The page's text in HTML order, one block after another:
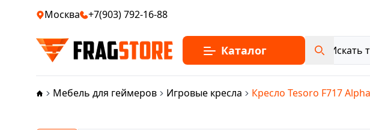
Москва +7(903) 792-16-88
Каталог
Мебель для геймеров Игровые кресла Кресло Tesoro F717